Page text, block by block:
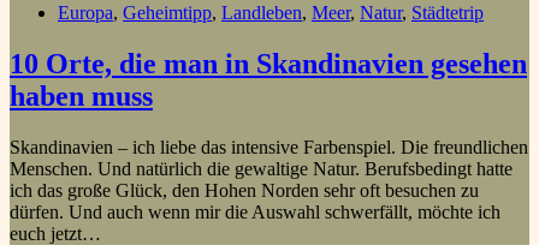
Europa, Geheimtipp, Landleben, Meer, Natur, Städtetrip
10 Orte, die man in Skandinavien gesehen
haben muss
Skandinavien – ich liebe das intensive Farbenspiel. Die freundlichen
Menschen. Und natürlich die gewaltige Natur. Berufsbedingt hatte
ich das große Glück, den Hohen Norden sehr oft besuchen zu
dürfen. Und auch wenn mir die Auswahl schwerfällt, möchte ich
euch jetzt…